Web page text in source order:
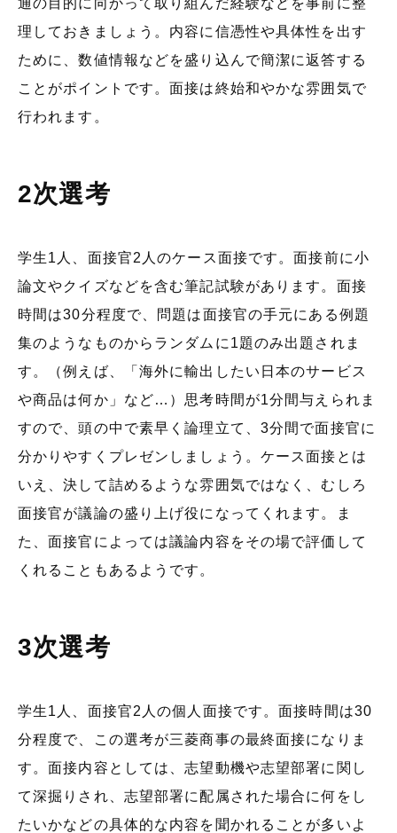
通の目的に向かって取り組んだ経験などを事前に整
理しておきましょう。内容に信憑性や具体性を出す
ために、数値情報などを盛り込んで簡潔に返答する
ことがポイントです。面接は終始和やかな雰囲気で
行われます。
2次選考
学生1人、面接官2人のケース面接です。面接前に小
論文やクイズなどを含む筆記試験があります。面接
時間は30分程度で、問題は面接官の手元にある例題
集のようなものからランダムに1題のみ出題されま
す。（例えば、「海外に輸出したい日本のサービス
や商品は何か」など…）思考時間が1分間与えられま
すので、頭の中で素早く論理立て、3分間で面接官に
分かりやすくプレゼンしましょう。ケース面接とは
いえ、決して詰めるような雰囲気ではなく、むしろ
面接官が議論の盛り上げ役になってくれます。ま
た、面接官によっては議論内容をその場で評価して
くれることもあるようです。
3次選考
学生1人、面接官2人の個人面接です。面接時間は30
分程度で、この選考が三菱商事の最終面接になりま
す。面接内容としては、志望動機や志望部署に関し
て深掘りされ、志望部署に配属された場合に何をし
たいかなどの具体的な内容を聞かれることが多いよ